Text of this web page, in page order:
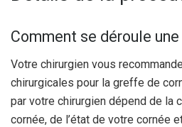
Comment se déroule
Votre chirurgien vous
chirurgicales pour la greffe de
par votre chirurgien dépend de la
cornée, de l’état de votre cornée